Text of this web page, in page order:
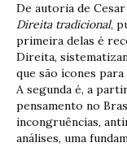
De autoria de
Direita tradicional,
primeira delas é
Direita,
que são ícones
A segunda é, a
pensamento no
incongruências,
análises, uma